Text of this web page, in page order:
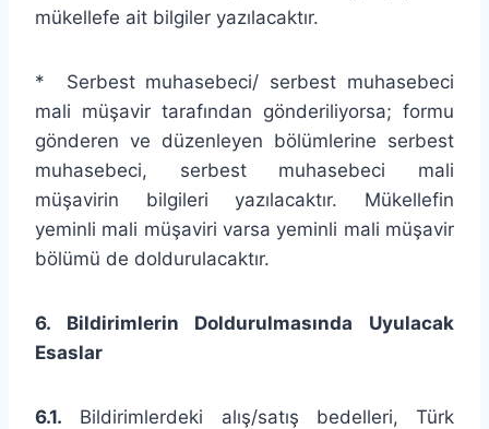
mükellefe ait bilgiler yazılacaktır.
* Serbest muhasebeci/ serbest muhasebeci
mali müşavir tarafından gönderiliyorsa; formu
gönderen ve düzenleyen bölümlerine serbest
muhasebeci, serbest muhasebeci mali
müşavirin bilgileri yazılacaktır. Mükellefin
yeminli mali müşaviri varsa yeminli mali müşavir
bölümü de doldurulacaktır.
6. Bildirimlerin Doldurulmasında Uyulacak
Esaslar
6.1. Bildirimlerdeki alış/satış bedelleri, Türk